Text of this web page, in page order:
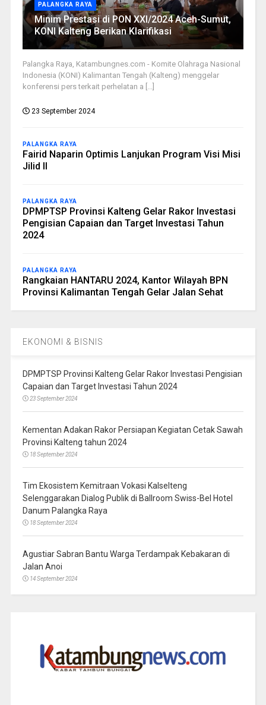
PALANGKA RAYA
Minim Prestasi di PON XXI/2024 Aceh-Sumut,
KONI Kalteng Berikan Klarifikasi
Palangka Raya, Katambungnes.com - Komite Olahraga Nasional
Indonesia (KONI) Kalimantan Tengah (Kalteng) menggelar
konferensi pers terkait perhelatan a [...]
23 September 2024
PALANGKA RAYA
Fairid Naparin Optimis Lanjukan Program Visi Misi
Jilid II
PALANGKA RAYA
DPMPTSP Provinsi Kalteng Gelar Rakor Investasi
Pengisian Capaian dan Target Investasi Tahun
2024
PALANGKA RAYA
Rangkaian HANTARU 2024, Kantor Wilayah BPN
Provinsi Kalimantan Tengah Gelar Jalan Sehat
EKONOMI & BISNIS
DPMPTSP Provinsi Kalteng Gelar Rakor Investasi Pengisian
Capaian dan Target Investasi Tahun 2024
23 September 2024
Kementan Adakan Rakor Persiapan Kegiatan Cetak Sawah
Provinsi Kalteng tahun 2024
18 September 2024
Tim Ekosistem Kemitraan Vokasi Kalselteng
Selenggarakan Dialog Publik di Ballroom Swiss-Bel Hotel
Danum Palangka Raya
18 September 2024
Agustiar Sabran Bantu Warga Terdampak Kebakaran di
Jalan Anoi
14 September 2024